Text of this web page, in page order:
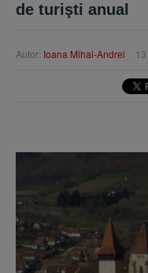
de turişti anual
Autor: Ioana Mihai-Andrei